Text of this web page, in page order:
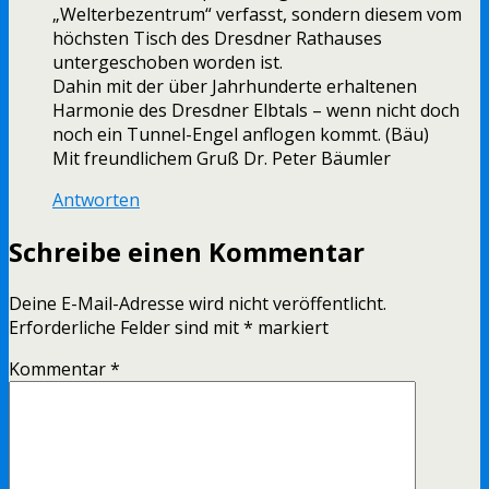
„Welterbezentrum“ verfasst, sondern diesem vom
höchsten Tisch des Dresdner Rathauses
untergeschoben worden ist.
Dahin mit der über Jahrhunderte erhaltenen
Harmonie des Dresdner Elbtals – wenn nicht doch
noch ein Tunnel-Engel anflogen kommt. (Bäu)
Mit freundlichem Gruß Dr. Peter Bäumler
Antworten
Schreibe einen Kommentar
Deine E-Mail-Adresse wird nicht veröffentlicht.
Erforderliche Felder sind mit* markiert
Kommentar*